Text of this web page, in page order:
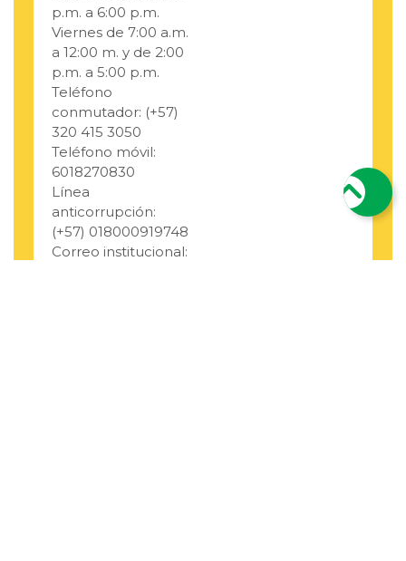
p.m. a 6:00 p.m.
Viernes de 7:00 a.m.
a 12:00 m. y de 2:00
p.m. a 5:00 p.m.
Teléfono
conmutador: (+57)
320 415 3050
Teléfono móvil:
6018270830
Línea
anticorrupción:
(+57) 018000919748
Correo institucional: